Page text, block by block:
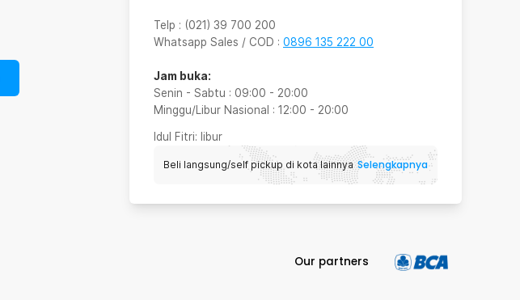
Telp : (021) 39 700 200
Whatsapp Sales / COD : 0896 135 222 00
Jam buka:
Senin - Sabtu : 09:00 - 20:00
Minggu/Libur Nasional : 12:00 - 20:00
Idul Fitri: libur
Beli langsung/self pickup di kota lainnya Selengkapnya
Our partners